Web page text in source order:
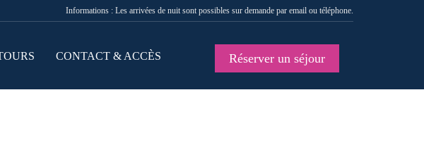
Informations : Les arrivées de nuit sont possibles sur demande par email ou téléphone.
CONTACT & ACCÈS Réserver un séjour